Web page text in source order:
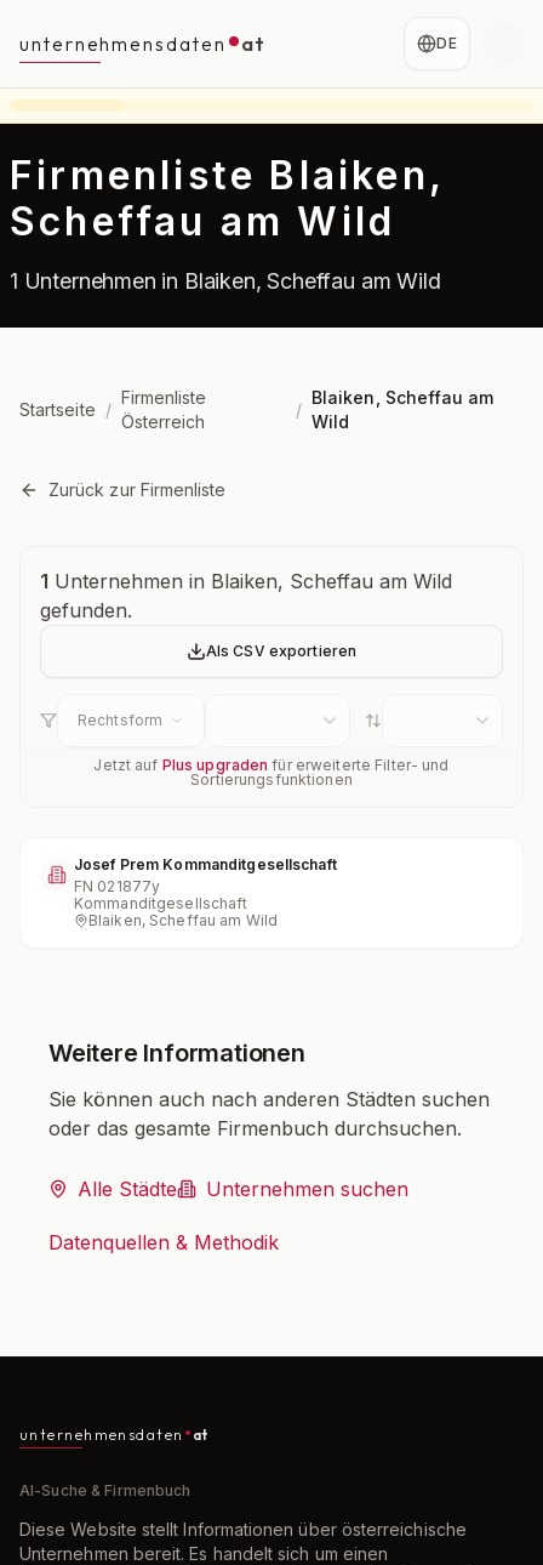
unternehmensdaten at DE
Firmenliste Blaiken,
Scheffau am Wild
1 Unternehmen in Blaiken, Scheffau am Wild
Startseite /
Firmenliste
Österreich
/
Blaiken, Scheffau am
Wild
Zurück zur Firmenliste
Unternehmensübersicht
1 Unternehmen in Blaiken, Scheffau am Wild
gefunden.
Als CSV exportieren
Rechtsform
Jetzt auf Plus upgraden für erweiterte Filter- und
Sortierungsfunktionen
Josef Prem Kommanditgesellschaft
FN 021877y
Kommanditgesellschaft
Blaiken, Scheffau am Wild
Weitere Informationen
Sie können auch nach anderen Städten suchen
oder das gesamte Firmenbuch durchsuchen.
Alle Städte Unternehmen suchen
Datenquellen & Methodik
unternehmensdaten at
AI-Suche & Firmenbuch
Diese Website stellt Informationen über österreichische
Unternehmen bereit. Es handelt sich um einen